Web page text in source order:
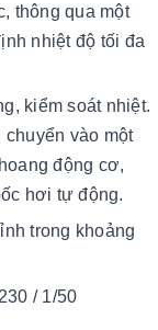
thông qua một
nhiệt độ tối đa
kiểm soát nhiệt.
vào một
động cơ,
hơi tự động.
trong khoảng
/ 1/50